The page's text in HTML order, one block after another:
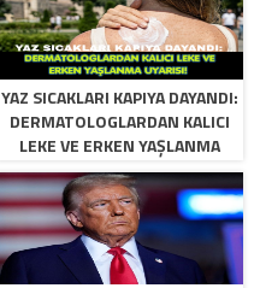
YAZ SICAKLARI KAPIYA DAYANDI:
DERMATOLOGLARDAN KALICI
LEKE VE ERKEN YAŞLANMA
UYARISI!